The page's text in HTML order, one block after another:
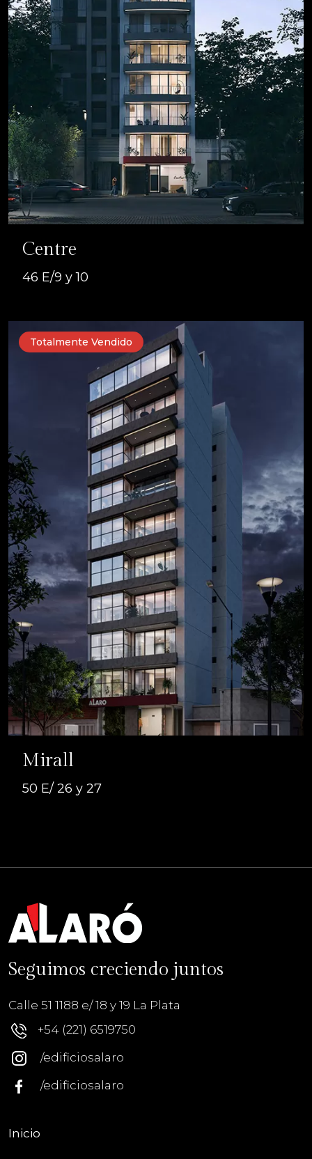
Centre
46 E/9 y 10
Mirall
50 E/ 26 y 27
Totalmente Vendido
Seguimos creciendo juntos
Calle 51 1188 e/ 18 y 19 La Plata
+54 (221) 6519750
/edificiosalaro
/edificiosalaro
Inicio